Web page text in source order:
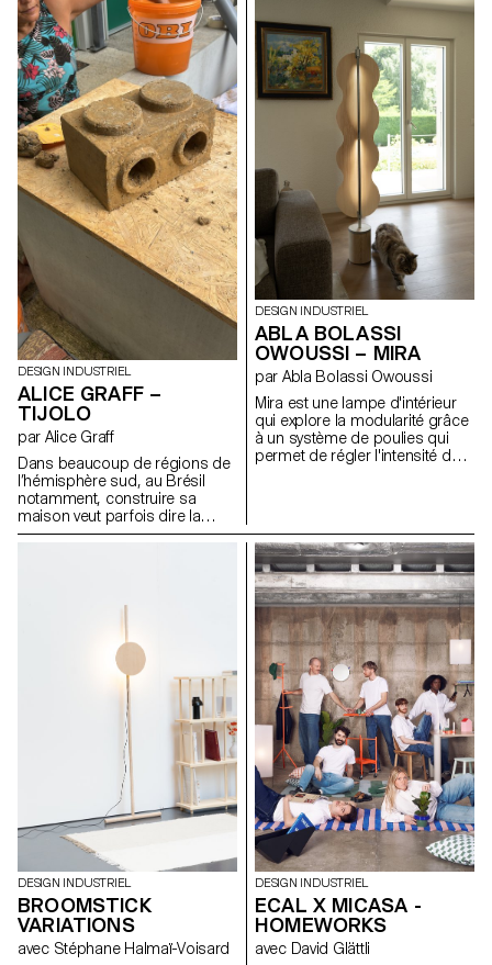
ses moments de calme. Sa
forme de dossier est
accueillante et offre une pause
immersive au cœur de la
nature. Mais le Tessin peut
soudainement devenir
dangereux : lorsque le courant
se renforce, Vela s’ouvre en
révélant une signalétique
colorée qui indique le risque.
Un objet qui allie confort et
sécurité, conçu pour
rapprocher les gens du fleuve
de manière simple, intuitive et
responsable.
accueille au choix une
plateforme en bois ainsi que
deux transats, orientables
selon les envies, côte à côte ou
encore face à face. Les assises
offrent deux positions, dont une
semi-allongée idéale pour la
sieste. Grâce à un système de
connecteurs vissés, la structure
est solide, démontable et
adaptable. Elle permet de
composer librement des îlots
de détente, au jardin ou au
bord de l’eau.
DESIGN INDUSTRIEL
ALICE GRAFF –
TIJOLO
par Alice Graff
Dans beaucoup de régions de
l’hémisphère sud, au Brésil
notamment, construire sa
maison veut parfois dire la
construire soi-même. Avec peu
briques en terre crue, séchées
et de papier recyclé. Elles
s’emboîtent en quinconce,
sans mortier, sans outillage
lourd. Sur leur face, deux
volumes : pour clipser des
gaines, des tuyaux. Sans
percer, sans casser. On peut
changer d’avis. On peut aussi
les boucher, laisser une trace,
DESIGN INDUSTRIEL
ABLA BOLASSI
OWOUSSI – MIRA
par Abla Bolassi Owoussi
Mira est une lampe d'intérieur
qui explore la modularité grâce
à un système de poulies qui
permet de régler l'intensité de
sur la lumière et la forme. Ce
projet répond à un besoin de
flexibilité dans l'espace
domestique et reflète une
recherche personnelle sur
l'objet évolutif, à mi-chemin
entre technicité discrète et
expression poétique de la
matière.
DESIGN INDUSTRIEL
BROOMSTICK
VARIATIONS
avec Stéphane Halmaï-Voisard
DESIGN INDUSTRIEL
ECAL X MICASA -
HOMEWORKS
avec David Glättli